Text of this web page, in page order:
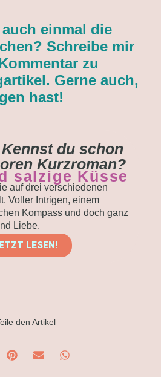
einmal die
Schreibe mir
zu
Gerne auch,
hast!
du schon
Kurzroman?
salzige Küsse
auf drei verschiedenen
Voller Intrigen, einem
Kompass und doch ganz
Liebe.
LESEN!
den Artikel